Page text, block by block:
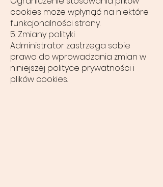
cookies może wpłynąć na niektóre
funkcjonalności strony.
5. Zmiany polityki
Administrator zastrzega sobie
prawo do wprowadzania zmian w
niniejszej polityce prywatności i
plików cookies.